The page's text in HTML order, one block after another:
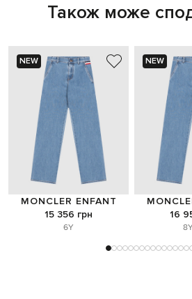
Також може
NEW
MONCLER ENFANT
15 356 грн
6Y
NEW
16
8Y